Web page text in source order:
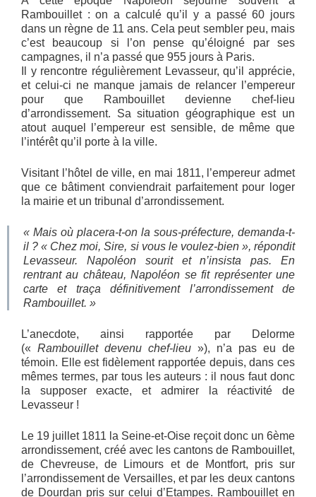
Rambouillet : on a calculé qu’il y a passé 60 jours
dans un règne de 11 ans. Cela peut sembler peu, mais
c’est beaucoup si l’on pense qu’éloigné par ses
campagnes, il n’a passé que 955 jours à Paris.
Il y rencontre régulièrement Levasseur, qu’il apprécie,
et celui-ci ne manque jamais de relancer l’empereur
pour que Rambouillet devienne chef-lieu
d’arrondissement. Sa situation géographique est un
atout auquel l’empereur est sensible, de même que
l’intérêt qu’il porte à la ville.
Visitant l’hôtel de ville, en mai 1811, l’empereur admet
que ce bâtiment conviendrait parfaitement pour loger
la mairie et un tribunal d’arrondissement.
« Mais où placera-t-on la sous-préfecture, demanda-t-
il ? « Chez moi, Sire, si vous le voulez-bien », répondit
Levasseur. Napoléon sourit et n’insista pas. En
rentrant au château, Napoléon se fit représenter une
carte et traça définitivement l’arrondissement de
Rambouillet. »
L’anecdote, ainsi rapportée par Delorme
(« Rambouillet devenu chef-lieu »), n’a pas eu de
témoin. Elle est fidèlement rapportée depuis, dans ces
mêmes termes, par tous les auteurs : il nous faut donc
la supposer exacte, et admirer la réactivité de
Levasseur !
Le 19 juillet 1811 la Seine-et-Oise reçoit donc un 6ème
arrondissement, créé avec les cantons de Rambouillet,
de Chevreuse, de Limours et de Montfort, pris sur
l’arrondissement de Versailles, et par les deux cantons
de Dourdan pris sur celui d’Etampes. Rambouillet en